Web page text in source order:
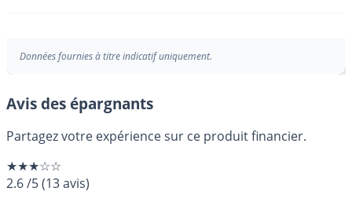
Données fournies à titre indicatif uniquement.
Avis des épargnants
Partagez votre expérience sur ce produit financier.
★★★☆☆
2.6/5(13avis)